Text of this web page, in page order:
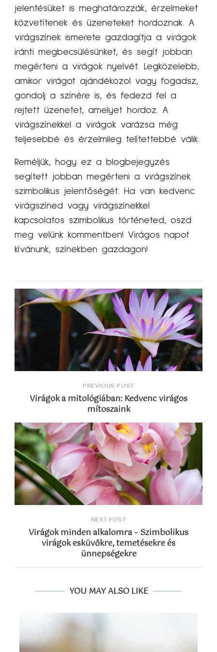
jelentésüket is meghatározzák, érzelmeket
közvetítenek és üzeneteket hordoznak. A
virágszínek ismerete gazdagítja a virágok
iránti megbecsülésünket, és segít jobban
megérteni a virágok nyelvét. Legközelebb,
amikor virágot ajándékozol vagy fogadsz,
gondolj a színére is, és fedezd fel a
rejtett üzenetet, amelyet hordoz. A
virágszínekkel a virágok varázsa még
teljesebbé és érzelmileg telítettebbé válik.
Reméljük, hogy ez a blogbejegyzés
segített jobban megérteni a virágszínek
szimbolikus jelentőségét. Ha van kedvenc
virágszíned vagy virágszínekkel
kapcsolatos szimbolikus történeted, oszd
meg velünk kommentben! Virágos napot
kívánunk, színekben gazdagon!
PREVIOUS POST
Virágok a mitológiában: Kedvenc virágos
mítoszaink
NEXT POST
Virágok minden alkalomra – Szimbolikus
virágok esküvőkre, temetésekre és
ünnepségekre
YOU MAY ALSO LIKE